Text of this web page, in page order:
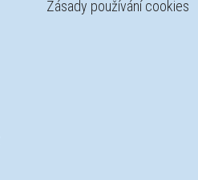
Zásady používání cookies